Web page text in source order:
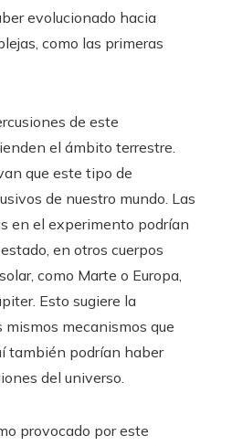
evolucionado hacia
como las primeras
de este
el ámbito terrestre.
que este tipo de
de nuestro mundo. Las
en el experimento podrían
en otros cuerpos
como Marte o Europa,
Esto sugiere la
mismos mecanismos que
también podrían haber
del universo.
provocado por este